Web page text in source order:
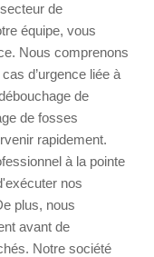
de
équipe, vous
Nous comprenons
d’urgence liée à
de
de fosses
rapidement.
à la pointe
nos
plus, nous
avant de
Notre société